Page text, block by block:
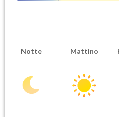
Notte Mattino